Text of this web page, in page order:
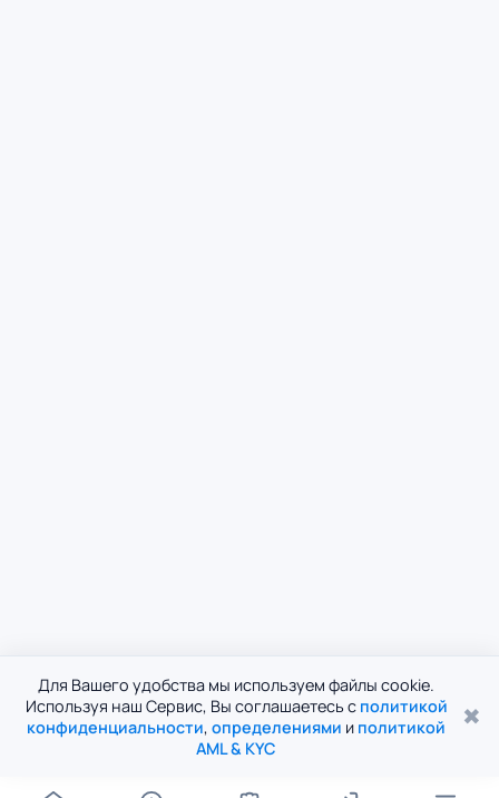
Для Вашего удобства мы используем файлы cookie.
Используя наш Сервис, Вы соглашаетесь с политикой
конфиденциальности, определениями и политикой
AML & KYC
✖